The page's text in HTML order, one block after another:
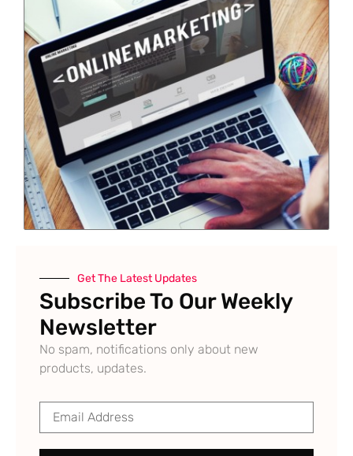
Get The Latest Updates
Subscribe To Our Weekly
Newsletter
No spam, notifications only about new
products, updates.